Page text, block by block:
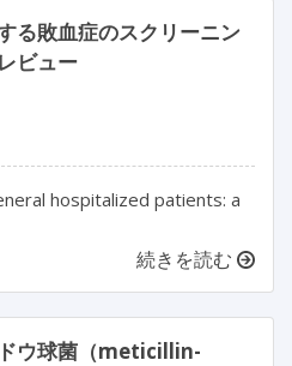
る敗血症のスクリーニン
ビュー
hospitalized patients: a
続きを読む
ウ球菌（meticillin-